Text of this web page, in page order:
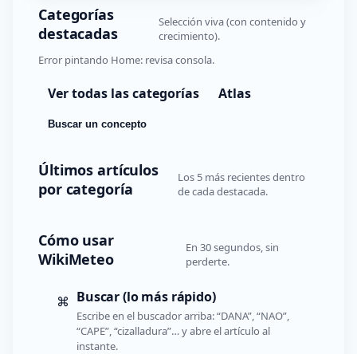
Categorías
destacadas
Selección viva (con contenido y
crecimiento).
Error pintando Home: revisa consola.
Ver todas las categorías Atlas
Buscar un concepto
Últimos artículos
por categoría
Los 5 más recientes dentro
de cada destacada.
Cómo usar
WikiMeteo
En 30 segundos, sin
perderte.
⌘ Buscar (lo más rápido)
Escribe en el buscador arriba: “DANA”, “NAO”,
“CAPE”, “cizalladura”… y abre el artículo al
instante.